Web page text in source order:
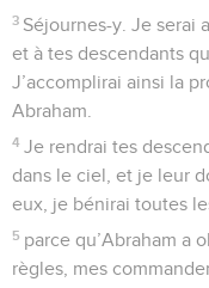
3 Séjournes-y. Je serai
et à tes descendants
J’accomplirai ainsi la
Abraham.
4 Je rendrai tes
dans le ciel, et je leur
eux, je bénirai toutes
5 parce qu’Abraham a
règles, mes